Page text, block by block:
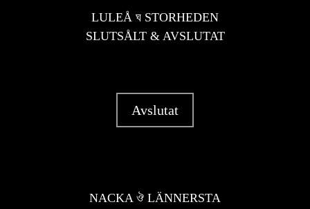
LULEÅ ঘ STORHEDEN
SLUTSÅLT & AVSLUTAT
Avslutat
NACKA ঔ LÄNNERSTA